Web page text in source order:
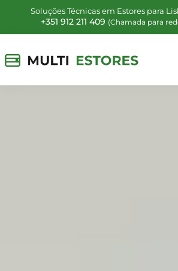
Soluções Técnicas em Estores para
+351 912 211 409 (Chamada para